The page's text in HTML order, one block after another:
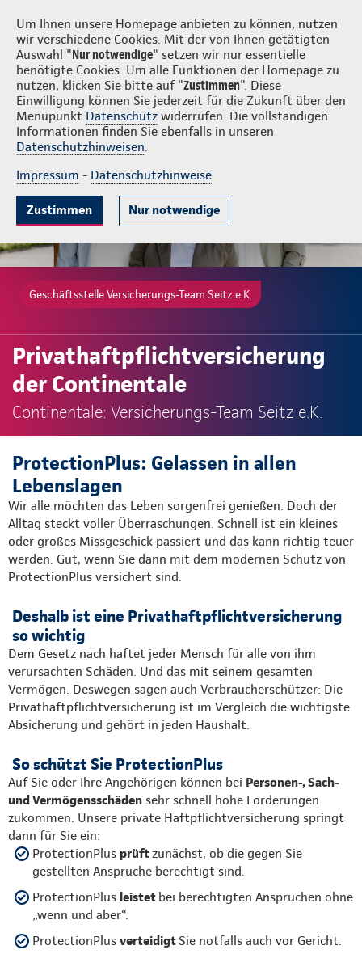
Um Ihnen unsere Homepage anbieten zu können, nutzen
wir verschiedene Cookies. Mit der von Ihnen getätigten
Auswahl "Nur notwendige" setzen wir nur essentielle
benötigte Cookies. Um alle Funktionen der Homepage zu
nutzen, klicken Sie bitte auf "Zustimmen". Diese
Einwilligung können Sie jederzeit für die Zukunft über den
Menüpunkt Datenschutz widerrufen. Die vollständigen
Informationen finden Sie ebenfalls in unseren
Datenschutzhinweisen.
Impressum - Datenschutzhinweise
Zustimmen Nur notwendige
Versicherungs-Team Seitz e.K. Login
Gute Gründe Tarife & Leistungen Wissenswertes Beratung &
Geschäftsstelle Versicherungs-Team Seitz e.K.
Privathaftpflichtversicherung
der Continentale
Continentale: Versicherungs-Team Seitz e.K.
ProtectionPlus: Gelassen in allen
Lebenslagen
Wir alle möchten das Leben sorgenfrei genießen. Doch der
Alltag steckt voller Überraschungen. Schnell ist ein kleines
oder großes Missgeschick passiert und das kann richtig teuer
werden. Gut, wenn Sie dann mit dem modernen Schutz von
ProtectionPlus versichert sind.
Deshalb ist eine Privathaftpflichtversicherung
so wichtig
Dem Gesetz nach haftet jeder Mensch für alle von ihm
verursachten Schäden. Und das mit seinem gesamten
Vermögen. Deswegen sagen auch Verbraucherschützer: Die
Privathaftpflichtversicherung ist im Vergleich die wichtigste
Absicherung und gehört in jeden Haushalt.
So schützt Sie ProtectionPlus
Auf Sie oder Ihre Angehörigen können bei Personen-, Sach-
und Vermögensschäden sehr schnell hohe Forderungen
zukommen. Unsere private Haftpflichtversicherung springt
dann für Sie ein:
ProtectionPlus prüftzunächst, ob die gegen Sie
gestellten Ansprüche berechtigt sind.
ProtectionPlus leistet bei berechtigten Ansprüchen ohne
„wenn und aber“.
ProtectionPlus verteidigt Sie notfalls auch vor Gericht.